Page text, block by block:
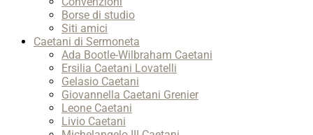
Borse di studio
Siti amici
Caetani di Sermoneta
Ada Bootle-Wilbraham Caetani
Ersilia Caetani Lovatelli
Gelasio Caetani
Giovannella Caetani Grenier
Leone Caetani
Livio Caetani